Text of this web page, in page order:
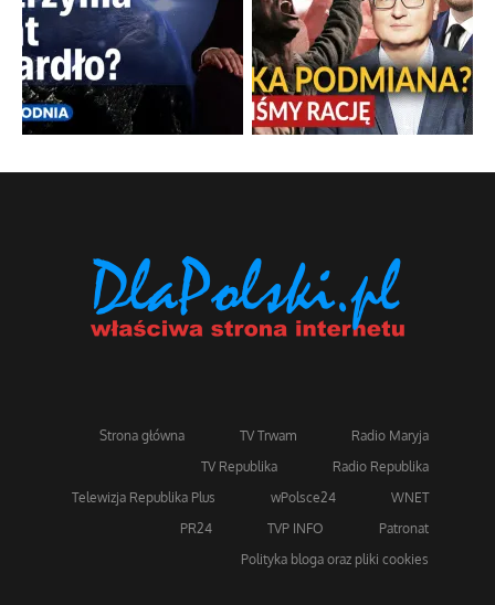
Strona główna TV Trwam
Radio Maryja
TV Republika
Radio Republika
Telewizja Republika Plus
wPolsce24
WNET
PR24
TVP INFO
Patronat
Polityka bloga oraz pliki cookies